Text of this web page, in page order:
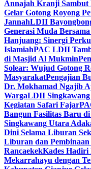
Annajah Kranji Sambut
Gelar Gotong Royong
JannahLDII
Generasi Muda
Hanjuang: Sinergi
IslamiahPAC LDII
di Masjid Al Mukmin
Solear: Wujud Gotong
MasyarakatPengajian
Dr. Mokhamad Ngajib
WargaLDII Singkawang
Kegiatan Safari Fajar
Bangun Fasilitas Baru
Singkawang Utara
Dini Selama Liburan
Liburan dan
RancaekekKades
Mekarrahayu dengan